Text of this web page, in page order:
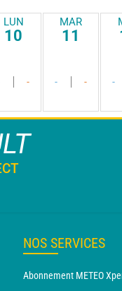
LUN
10
-
MAR
11
- - -
NOS SERVICES
Abonnement METEO